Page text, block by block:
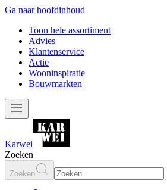
Ga naar hoofdinhoud
Toon hele assortiment
Advies
Klantenservice
Actie
Wooninspiratie
Bouwmarkten
Karwei
Zoeken
Zoeken